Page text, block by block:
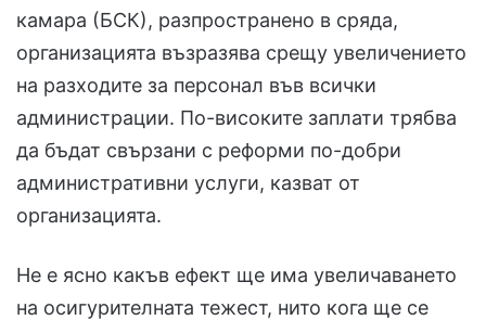
камара (БСК), разпространено в сряда,
организацията възразява срещу увеличението
на разходите за персонал във всички
администрации. По-високите заплати трябва
да бъдат свързани с реформи по-добри
административни услуги, казват от
организацията.
Не е ясно какъв ефект ще има увеличаването
на осигурителната тежест, нито кога ще се